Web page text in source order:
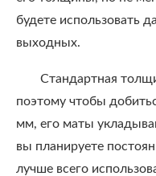
будете использовать
выходных.
Стандартная
поэтому чтобы
мм, его маты
вы планируете
лучше всего